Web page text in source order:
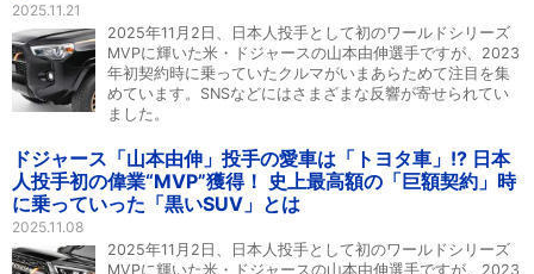
2025.11.21
2025年11月2日、日本人投手として初のワールドシリーズ
MVPに輝いた米・ドジャースの山本由伸選手ですが、2023
年初契約時に乗っていたクルマがいまあらためて注目を集
めています。SNSなどにはさまざまな反響が寄せられてい
ました。
ドジャース「山本由伸」投手の愛車は「トヨタ車」!? 日本
人投手初の偉業“MVP”獲得！ 史上最高額の「巨額契約」時
に乗っていった「黒いSUV」とは
2025.11.08
2025年11月2日、日本人投手として初のワールドシリーズ
MVPに輝いた米・ドジャースの山本由伸選手ですが、2023